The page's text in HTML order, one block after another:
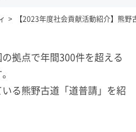
【2023年度社会貢献活動紹介】熊
拠点で年間300件を超える
る熊野古道「道普請」を紹